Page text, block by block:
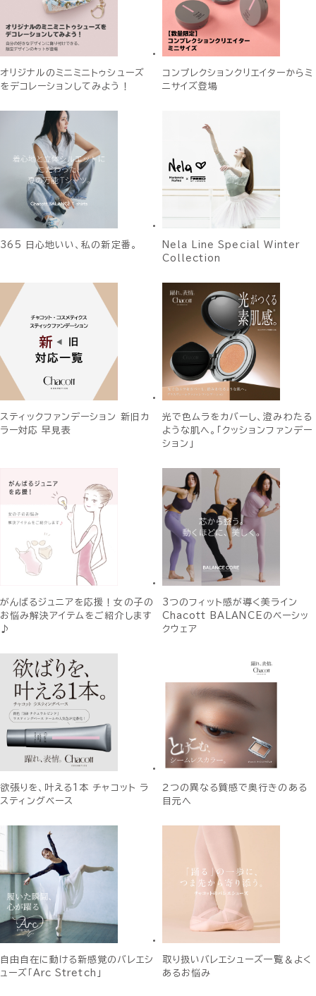
オリジナルのミニミニトゥシューズ
をデコレーションしてみよう！
コンプレクションクリエイターからミ
ニサイズ登場
365 日心地いい、私の新定番。
Nela Line Special Winter
Collection
スティックファンデーション 新旧カ
ラー対応 早見表
光で色ムラをカバーし、澄みわたる
ような肌へ。「クッションファンデー
ション」
がんばるジュニアを応援！女の子の
お悩み解決アイテムをご紹介します
♪
3つのフィット感が導く美ライン
Chacott BALANCEのベーシッ
クウェア
欲張りを、叶える1本 チャコット ラ
スティングベース
２つの異なる質感で奥行きのある
目元へ
自由自在に動ける新感覚のバレエシ
ューズ「Arc Stretch」
取り扱いバレエシューズ一覧＆よく
あるお悩み